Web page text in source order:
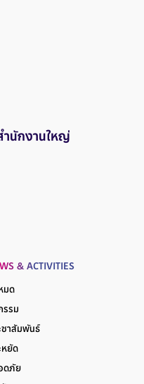
ำนักงานใหญ่
& ACTIVITIES
มด
รรม
ชาสัมพันธ์
หยัด
ดภัย